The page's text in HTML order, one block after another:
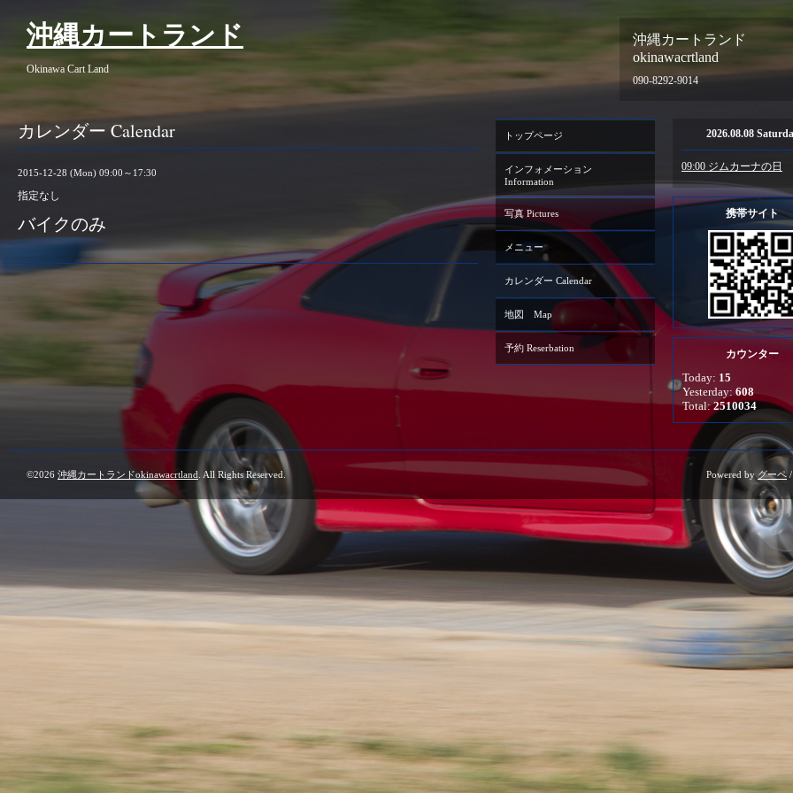
沖縄カートランド
okinawacrtland
090-8292-9014
沖縄カートランド
Okinawa Cart Land
カレンダー Calendar
2015-12-28 (Mon) 09:00～17:30
指定なし
バイクのみ
トップページ
インフォメーション
Information
写真 Pictures
メニュー
カレンダー Calendar
地図 Map
予約 Reserbation
2026.08.08
09:00 ジムカーナの日
携帯サイト
カウンター
Today: 15
Yesterday: 608
Total:2510034
©2026 沖縄カートランドokinawacrtland . All Rights Reserved. Powered by グーペ